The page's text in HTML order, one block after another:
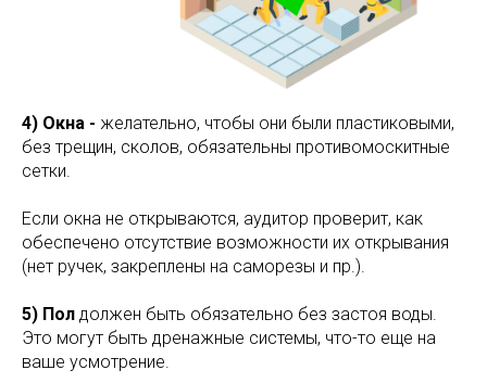
4) Окна - желательно, чтобы они были пластиковыми,
без трещин, сколов, обязательны противомоскитные
сетки.
Если окна не открываются, аудитор проверит, как
обеспечено отсутствие возможности их открывания
(нет ручек, закреплены на саморезы и пр.).
5) Пол должен быть обязательно без застоя воды.
Это могут быть дренажные системы, что-то еще на
ваше усмотрение.